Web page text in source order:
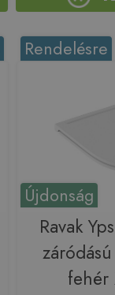
Újdonság
Rendelésre
Ravak
fehér